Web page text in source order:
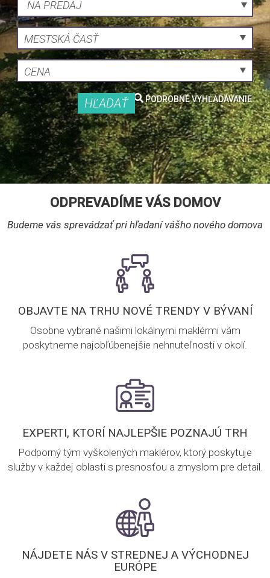
NA PREDAJ
MESTSKÁ ČASŤ
CENA
PODROBNÉ VYHĽADÁVANIE
HĽADAŤ
ODPREVADÍME VÁS DOMOV
Budeme vás sprevádzať pri hľadaní vášho nového domova
OBJAVTE NA TRHU NOVÉ TRENDY V BÝVANÍ
Osobne vybrané našimi lokálnymi maklérmi vám
poskytneme najobľúbenejšie nehnuteľnosti v okolí.
EXPERTI, KTORÍ NAJLEPŠIE POZNAJÚ TRH
Podporný tým vyškolených maklérov, ktorý poskytuje
služby v každej oblasti s presnosťou a zmyslom pre detail.
NÁJDETE NÁS V STREDNEJ A VÝCHODNEJ
EURÓPE